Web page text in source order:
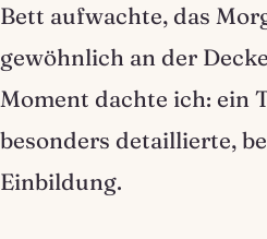
Bett aufwachte, das
gewöhnlich an der
Moment dachte ich: ein
besonders detaillierte,
Einbildung.